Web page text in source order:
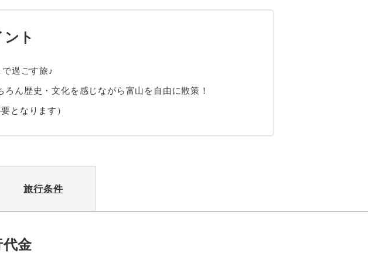
ト
過ごす旅♪
ん歴史・文化を感じながら富山を自由に散策！
となります）
旅行条件
代金